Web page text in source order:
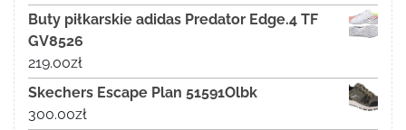
Buty piłkarskie adidas Predator Edge.4 TF
GV8526
219.00zł
Skechers Escape Plan 51591Olbk
300.00zł